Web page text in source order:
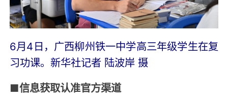
6月4日，广西柳州铁一中学高三年级学生在复
习功课。新华社记者 陆波岸 摄
■信息获取认准官方渠道